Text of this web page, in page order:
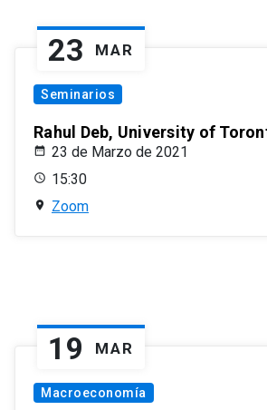
23 MAR
Seminarios
Rahul Deb, University of
23 de Marzo de 2021
15:30
Zoom
19 MAR
Macroeconomía